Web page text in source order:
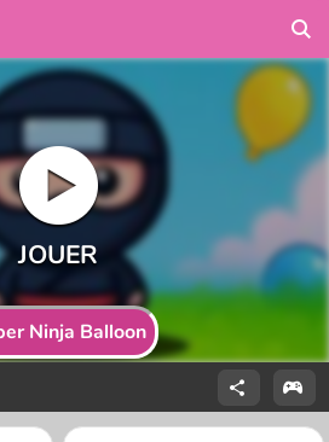
Ninja Balloon